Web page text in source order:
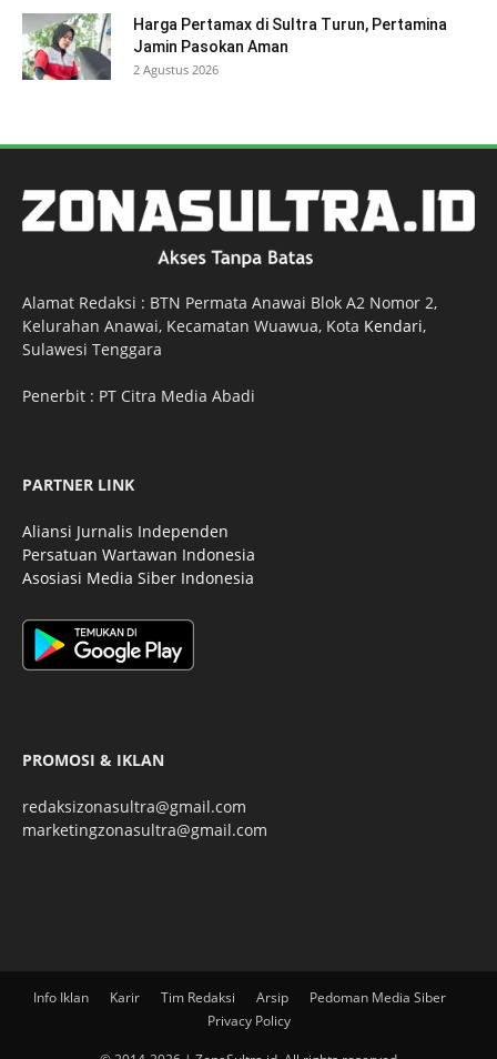
Harga Pertamax di Sultra Turun, Pertamina
Jamin Pasokan Aman
2 Agustus 2026
Alamat Redaksi : BTN Permata Anawai Blok A2 Nomor 2,
Kelurahan Anawai, Kecamatan Wuawua, Kota Kendari,
Sulawesi Tenggara
Penerbit : PT Citra Media Abadi
PARTNER LINK
Aliansi Jurnalis Independen
Persatuan Wartawan Indonesia
Asosiasi Media Siber Indonesia
PROMOSI & IKLAN
redaksizonasultra@gmail.com
marketingzonasultra@gmail.com
Info Iklan Karir Tim Redaksi Arsip
Pedoman Media Siber
Privacy Policy